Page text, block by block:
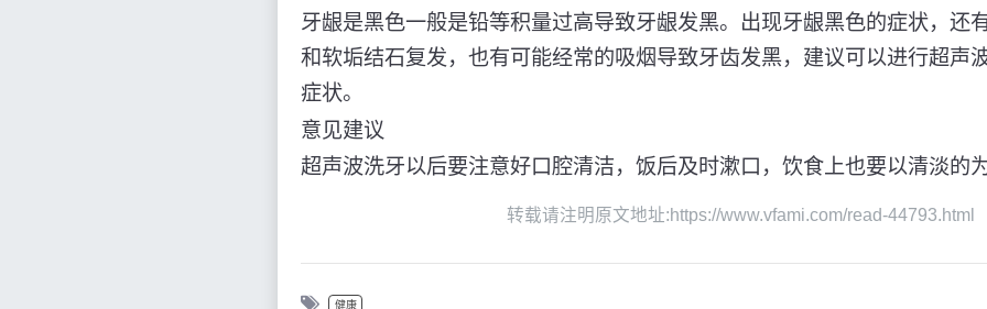
牙龈是黑色一般是铅等积量过高导致牙龈发黑。出现牙龈黑色的症状，还
和软垢结石复发，也有可能经常的吸烟导致牙齿发黑，建议可以进行超声
症状。
意见建议
超声波洗牙以后要注意好口腔清洁，饭后及时漱口，饮食上也要以清淡的
转载请注明原文地址:https://www.vfami.com/read-44793.html
健康